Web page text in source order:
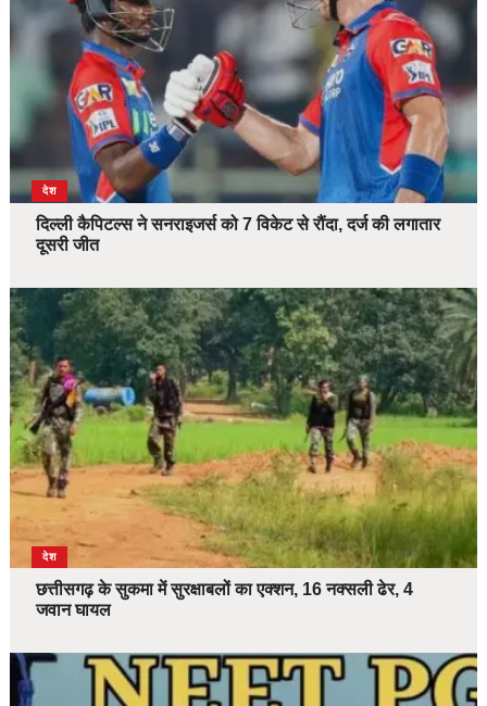
देश
दिल्ली कैपिटल्स ने सनराइजर्स को 7 विकेट से रौंदा, दर्ज की लगातार
दूसरी जीत
देश
छत्तीसगढ़ के सुकमा में सुरक्षाबलों का एक्शन, 16 नक्सली ढेर, 4
जवान घायल